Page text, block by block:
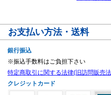
お支払い方法・送料
銀行振込
※振込手数料はご負担下さい
特定商取引に関する法律(旧訪問販売
クレジットカード